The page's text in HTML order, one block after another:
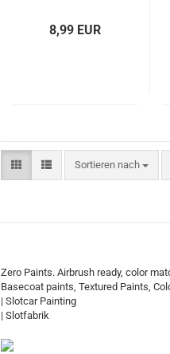
8,99 EUR
Sortieren nach
Sortieren nach
Zero Paints. Airbrush ready, color
Basecoat paints, Textured Paints,
| Slotcar Painting
| Slotfabrik